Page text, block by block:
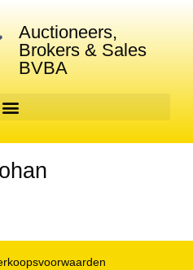
Auctioneers,
Brokers & Sales
BVBA